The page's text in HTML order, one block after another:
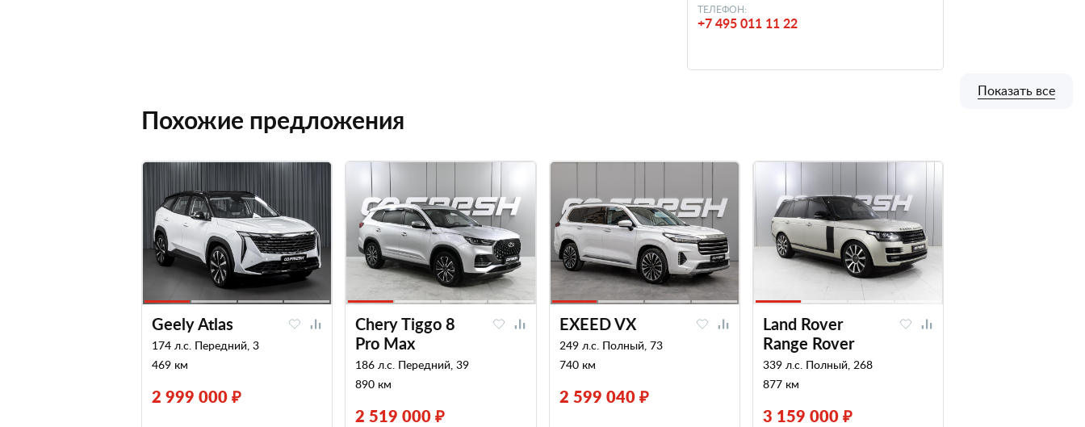
ТЕЛЕФОН:
+7 495 011 11 22
Похожие предложения
Geely Atlas
174 л.с. Передний, 3
469 км
2 999 000 ₽
Chery Tiggo 8
Pro Max
186 л.с. Передний, 39
890 км
2 519 000 ₽
EXEED VX
249 л.с. Полный, 73
740 км
2 599 040 ₽
Land Rover
Range Rover
339 л.с. Полный, 268
877 км
3 159 000 ₽
Показать все